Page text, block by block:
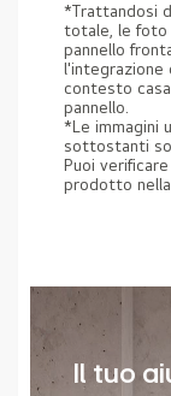
*Trattandosi
totale, le foto
pannello
l'integrazione
contesto
pannello.
*Le immagini
sottostanti
Puoi
prodotto
Il tuo